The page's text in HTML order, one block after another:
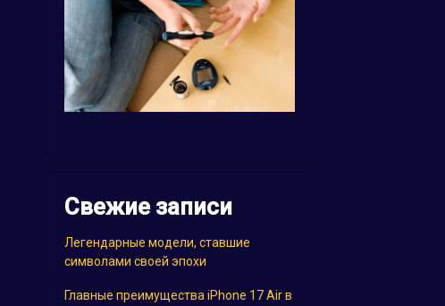
Свежие записи
Легендарные модели, ставшие
символами своей эпохи
Главные преимущества iPhone 17 Air в